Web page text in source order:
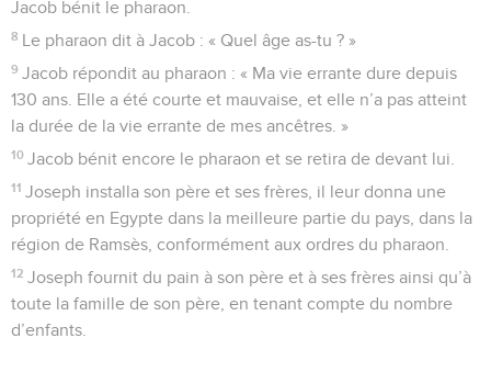
Jacob bénit le pharaon.
8 Le pharaon dit à Jacob : « Quel âge as-tu ? »
9 Jacob répondit au pharaon : « Ma vie errante dure depuis
130 ans. Elle a été courte et mauvaise, et elle n’a pas atteint
la durée de la vie errante de mes ancêtres. »
10 Jacob bénit encore le pharaon et se retira de devant lui.
11 Joseph installa son père et ses frères, il leur donna une
propriété en Egypte dans la meilleure partie du pays, dans la
région de Ramsès, conformément aux ordres du pharaon.
12 Joseph fournit du pain à son père et à ses frères ainsi qu’à
toute la famille de son père, en tenant compte du nombre
d’enfants.